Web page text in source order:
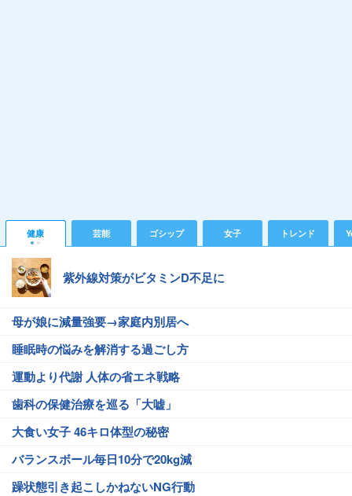
健康 芸能 ゴシップ 女子 トレンド
紫外線対策がビタミンD不足に
母が娘に減量強要→家庭内別居へ
睡眠時の悩みを解消する過ごし方
運動より代謝 人体の省エネ戦略
歯科の保健治療を巡る「大嘘」
大食い女子 46キロ体型の秘密
バランスボール毎日10分で20kg減
躁状態引き起こしかねないNG行動